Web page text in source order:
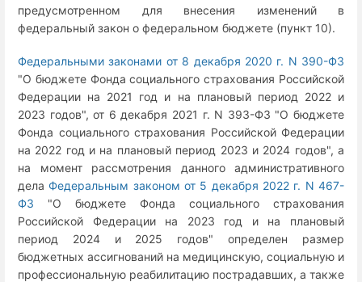
предусмотренном для внесения изменений в
федеральный закон о федеральном бюджете (пункт 10).
Федеральными законами от 8 декабря 2020 г. N 390-ФЗ
"О бюджете Фонда социального страхования Российской
Федерации на 2021 год и на плановый период 2022 и
2023 годов", от 6 декабря 2021 г. N 393-ФЗ "О бюджете
Фонда социального страхования Российской Федерации
на 2022 год и на плановый период 2023 и 2024 годов", а
на момент рассмотрения данного административного
дела Федеральным законом от 5 декабря 2022 г. N 467-
ФЗ "О бюджете Фонда социального страхования
Российской Федерации на 2023 год и на плановый
период 2024 и 2025 годов" определен размер
бюджетных ассигнований на медицинскую, социальную и
профессиональную реабилитацию пострадавших, а также